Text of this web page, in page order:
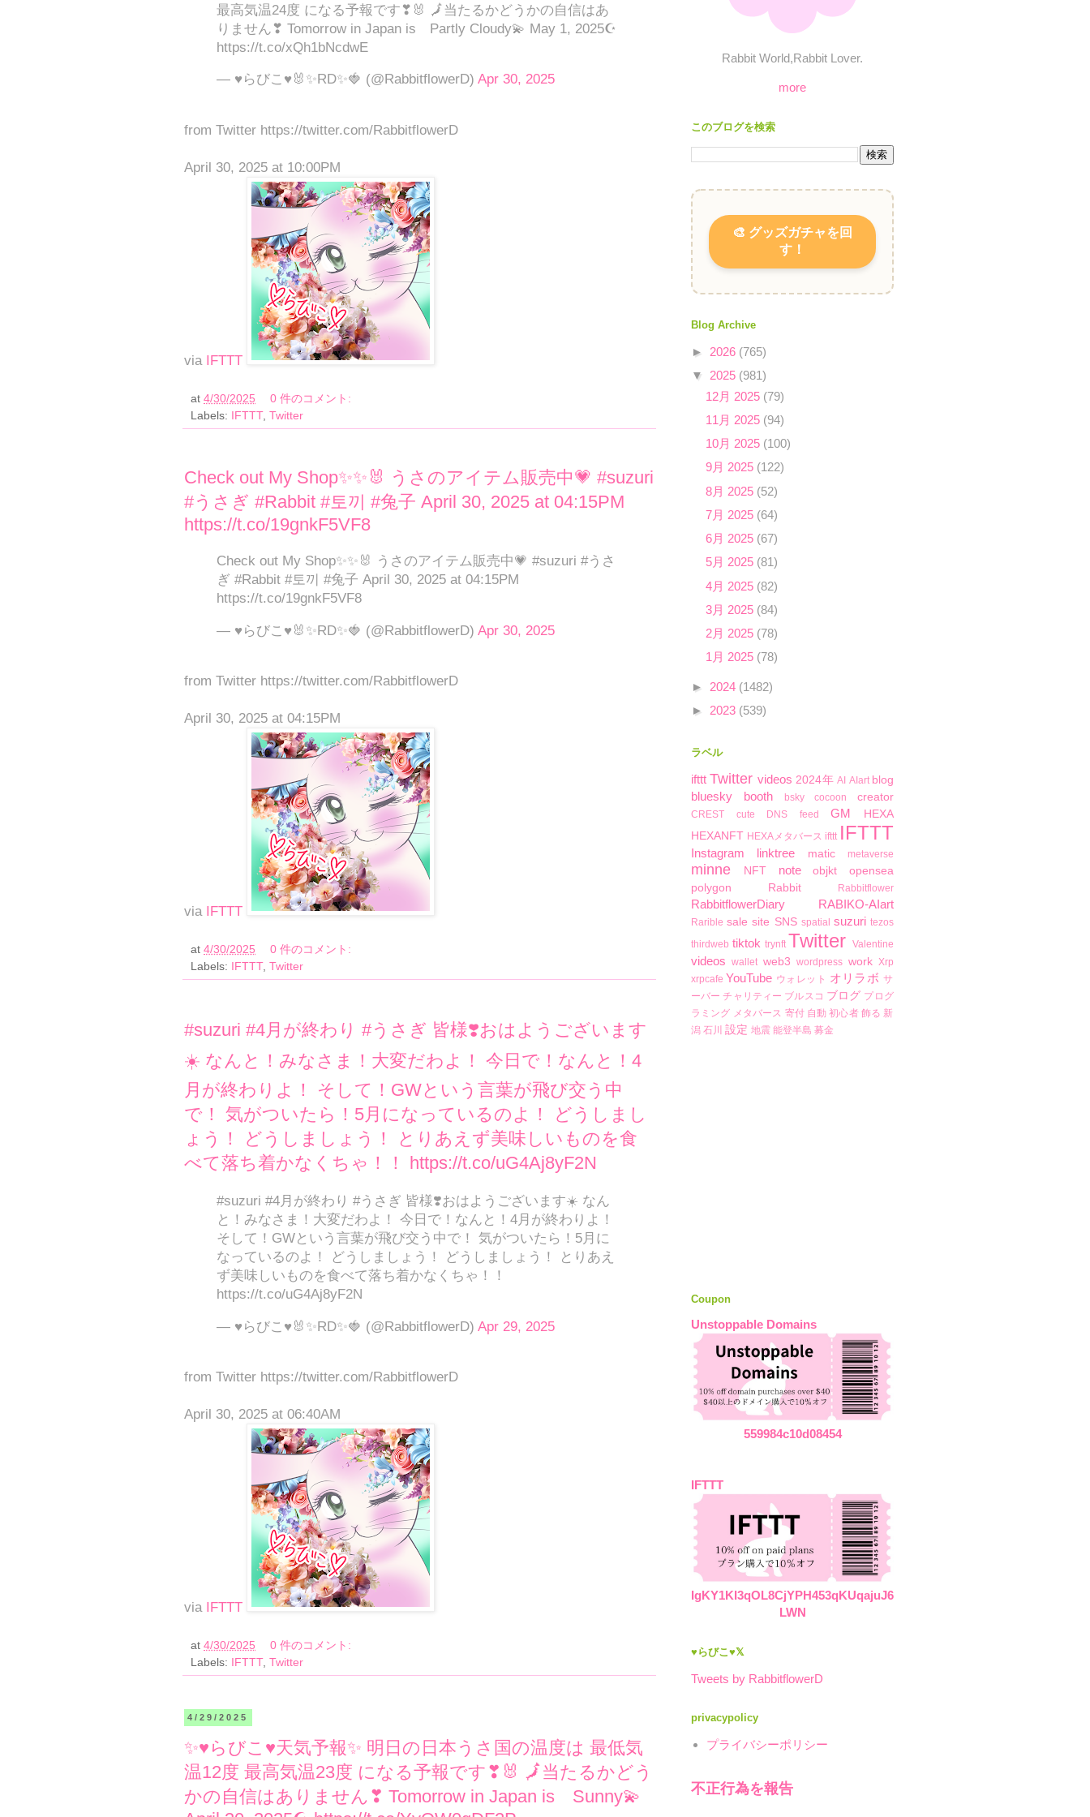
最高気温24度 になる予報です❣🐰 🗾当たるかどうかの自信はあ
りません❣ Tomorrow in Japan is Partly Cloudy💫 May 1, 2025☪
https://t.co/xQh1bNcdwE
— ♥らびこ♥🐰✨RD✨🍓 (@RabbitflowerD) Apr 30, 2025
from Twitter https://twitter.com/RabbitflowerD
April 30, 2025 at 10:00PM
via IFTTT
at 4/30/2025
0 件のコメント:
Labels:
IFTTT, Twitter
Check out My Shop✨✨🐰 うさのアイテム販売中💗 #suzuri
#うさぎ #Rabbit #토끼 #兔子 April 30, 2025 at 04:15PM
https://t.co/19gnkF5VF8
Check out My Shop✨✨🐰 うさのアイテム販売中💗 #suzuri #うさ
ぎ #Rabbit #토끼 #兔子 April 30, 2025 at 04:15PM
https://t.co/19gnkF5VF8
— ♥らびこ♥🐰✨RD✨🍓 (@RabbitflowerD) Apr 30, 2025
from Twitter https://twitter.com/RabbitflowerD
April 30, 2025 at 04:15PM
via IFTTT
at 4/30/2025
0 件のコメント:
Labels:
IFTTT, Twitter
#suzuri #4月が終わり #うさぎ 皆様❣️おはようございます
☀️ なんと！みなさま！大変だわよ！ 今日で！なんと！4
月が終わりよ！ そして！GWという言葉が飛び交う中
で！ 気がついたら！5月になっているのよ！ どうしまし
ょう！ どうしましょう！ とりあえず美味しいものを食
べて落ち着かなくちゃ！！ https://t.co/uG4Aj8yF2N
#suzuri #4月が終わり #うさぎ 皆様❣️おはようございます☀️ なん
と！みなさま！大変だわよ！ 今日で！なんと！4月が終わりよ！
そして！GWという言葉が飛び交う中で！ 気がついたら！5月に
なっているのよ！ どうしましょう！ どうしましょう！ とりあえ
ず美味しいものを食べて落ち着かなくちゃ！！
https://t.co/uG4Aj8yF2N
— ♥らびこ♥🐰✨RD✨🍓 (@RabbitflowerD) Apr 29, 2025
from Twitter https://twitter.com/RabbitflowerD
April 30, 2025 at 06:40AM
via IFTTT
at 4/30/2025
0 件のコメント:
Labels:
IFTTT, Twitter
4/29/2025
✨♥らびこ♥天気予報✨ 明日の日本うさ国の温度は 最低気
温12度 最高気温23度 になる予報です❣🐰 🗾当たるかどう
かの自信はありません❣ Tomorrow in Japan is Sunny💫
Rabbit World,Rabbit Lover.
more
このブログを検索
🎨 グッズガチャを回
す！
Blog Archive
► 2026 (765)
▼ 2025 (981)
12月 2025 (79)
11月 2025 (94)
10月 2025 (100)
9月 2025 (122)
8月 2025 (52)
7月 2025 (64)
6月 2025 (67)
5月 2025 (81)
4月 2025 (82)
3月 2025 (84)
2月 2025 (78)
1月 2025 (78)
► 2024 (1482)
► 2023 (539)
ラベル
ifttt Twitter videos 2024年 AI AIart blog
bluesky booth bsky cocoon creator
CREST cute DNS feed GM
HEXA
HEXANFT HEXAメタバース ifttt IFTTT
Instagram linktree matic metaverse
minne NFT note objkt
opensea
polygon
Rabbit Rabbitflower
RabbitflowerDiary RABIKO-AIart
Rarible sale site SNS spatial suzuri tezos
thirdweb tiktok trynft Twitter Valentine
videos wallet web3 wordpress work Xrp
xrpcafe YouTube ウォレット オリラボ サ
ーバー チャリティー ブルスコ ブログ プログ
ラミング メタバース 寄付 自動 初心者 飾る 新
潟 石川 設定 地震 能登半島 募金
Coupon
Unstoppable Domains
559984c10d08454
IFTTT
IgKY1KI3qOL8CjYPH453qKUqajuJ6
LWN
♥らびこ♥𝕏
Tweets by RabbitflowerD
privacypolicy
プライバシーポリシー
不正行為を報告